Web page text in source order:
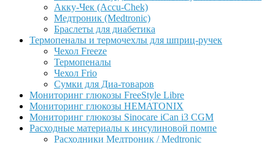
Акку-Чек (Accu-Chek)
Медтроник (Medtronic)
Браслеты для диабетика
Термопеналы и термочехлы для шприц-ручек
Чехол Freeze
Термопеналы
Чехол Frio
Сумки для Диа-товаров
Мониторинг глюкозы FreeStyle Libre
Мониторинг глюкозы HEMATONIX
Мониторинг глюкозы Sinocare iCan i3 CGM
Расходные материалы к инсулиновой помпе
Расходники Медтроник / Medtronic